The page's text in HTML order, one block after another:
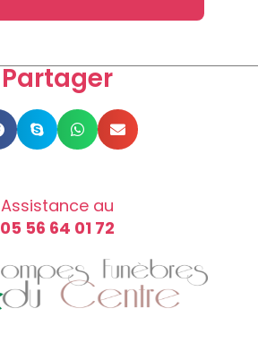
Partager
Assistance au
05 56 64 01 72